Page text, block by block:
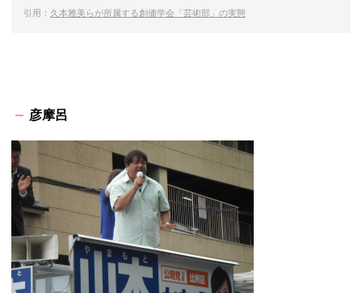
引用： 久本雅美らが所属する創価学会「芸術部」の実態
彦摩呂